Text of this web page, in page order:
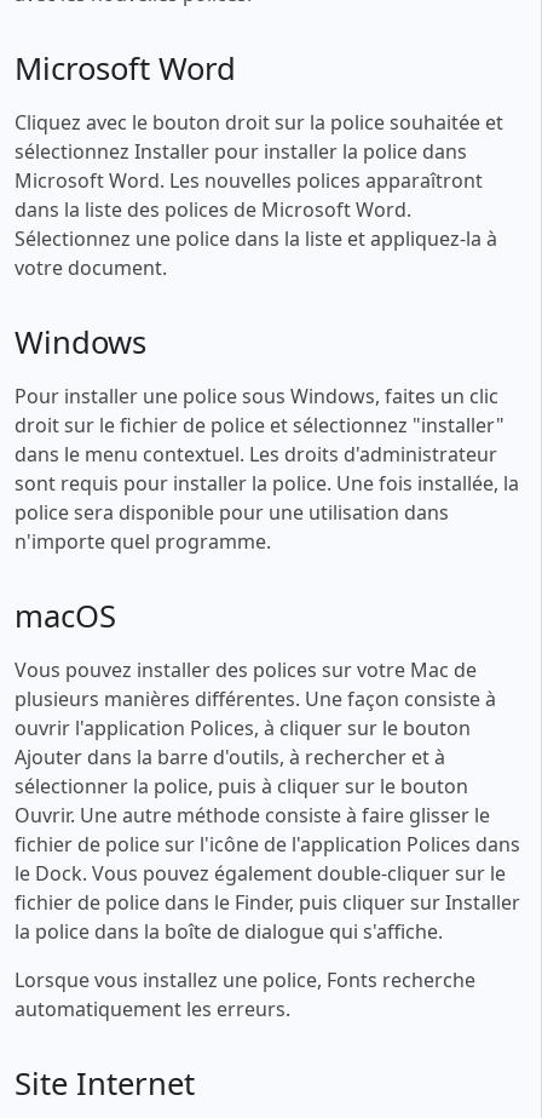
Microsoft Word
Cliquez avec le bouton droit sur la police souhaitée et
sélectionnez Installer pour installer la police dans
Microsoft Word. Les nouvelles polices apparaîtront
dans la liste des polices de Microsoft Word.
Sélectionnez une police dans la liste et appliquez-la à
votre document.
Windows
Pour installer une police sous Windows, faites un clic
droit sur le fichier de police et sélectionnez "installer"
dans le menu contextuel. Les droits d'administrateur
sont requis pour installer la police. Une fois installée, la
police sera disponible pour une utilisation dans
n'importe quel programme.
macOS
Vous pouvez installer des polices sur votre Mac de
plusieurs manières différentes. Une façon consiste à
ouvrir l'application Polices, à cliquer sur le bouton
Ajouter dans la barre d'outils, à rechercher et à
sélectionner la police, puis à cliquer sur le bouton
Ouvrir. Une autre méthode consiste à faire glisser le
fichier de police sur l'icône de l'application Polices dans
le Dock. Vous pouvez également double-cliquer sur le
fichier de police dans le Finder, puis cliquer sur Installer
la police dans la boîte de dialogue qui s'affiche.
Lorsque vous installez une police, Fonts recherche
automatiquement les erreurs.
Site Internet